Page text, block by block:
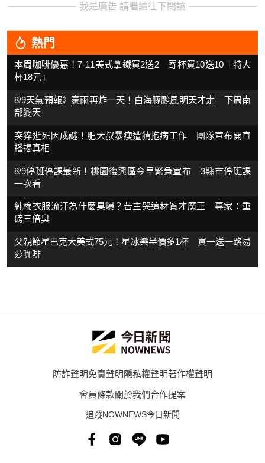
我是廣告 請繼續往下閱讀
熱門
本周咖啡優惠！7-11美式拿鐵買2送2 寄杯買10送10「特大
杯18元」
8/9天氣預報》豪雨再炸一天！白海豚颱風明天才走 下周南
部變天
突猝逝死因成謎！肥大叔暴瘦遭猜抱病工作 團隊宣布開直
播揭真相
8/9停班停課最新！桃園復興區今早緊急宣布 3縣市停班課
一次看
純棉衣服流汗為什麼臭爆？苦主哭這材質才魔王 專家：重
磅三倍臭
父親節星巴克大美式75元！星冰樂半價多1杯 買一送一路易
莎咖啡
防詐聲明免責聲明隱私權聲明著作權聲明
會員條款關於我們合作提案
追蹤NOWNEWS今日新聞